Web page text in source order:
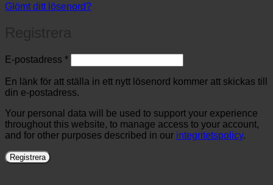
Glömt ditt lösenord?
E-postadress *Obligatoriskt
En länk för att ställa in ett nytt lösenord kommer att skickas till
din e-postadress.
Your personal data will be used to support your experience
throughout this website, to manage access to your account,
and for other purposes described in our integritetspolicy.
Registrera